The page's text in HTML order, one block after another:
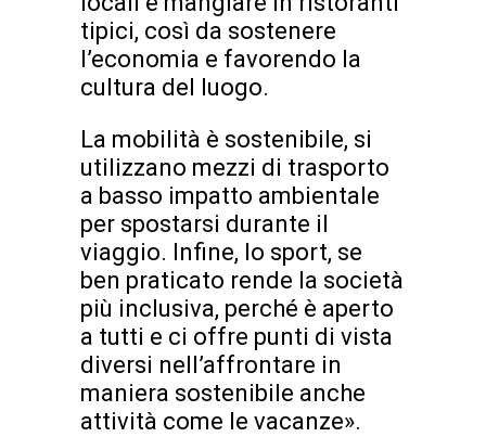
tipici, così da sostenere
l’economia e favorendo la
cultura del luogo.
La mobilità è sostenibile, si
utilizzano mezzi di trasporto
a basso impatto ambientale
per spostarsi durante il
viaggio. Infine, lo sport, se
ben praticato rende la società
più inclusiva, perché è aperto
a tutti e ci offre punti di vista
diversi nell’affrontare in
maniera sostenibile anche
attività come le vacanze».